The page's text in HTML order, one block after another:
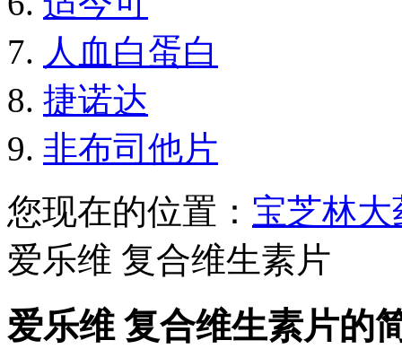
人血白蛋白
捷诺达
非布司他片
您现在的位置： 宝芝林大
爱乐维 复合维生素片
爱乐维 复合维生素片的